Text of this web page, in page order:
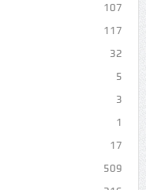
107
117
32
5
3
1
17
509